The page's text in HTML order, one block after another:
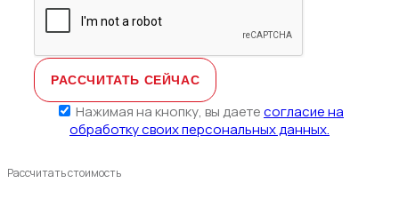
Нажимая на кнопку, вы даетесогласие на
обработку своих персональных данных.
Рассчитать стоимость